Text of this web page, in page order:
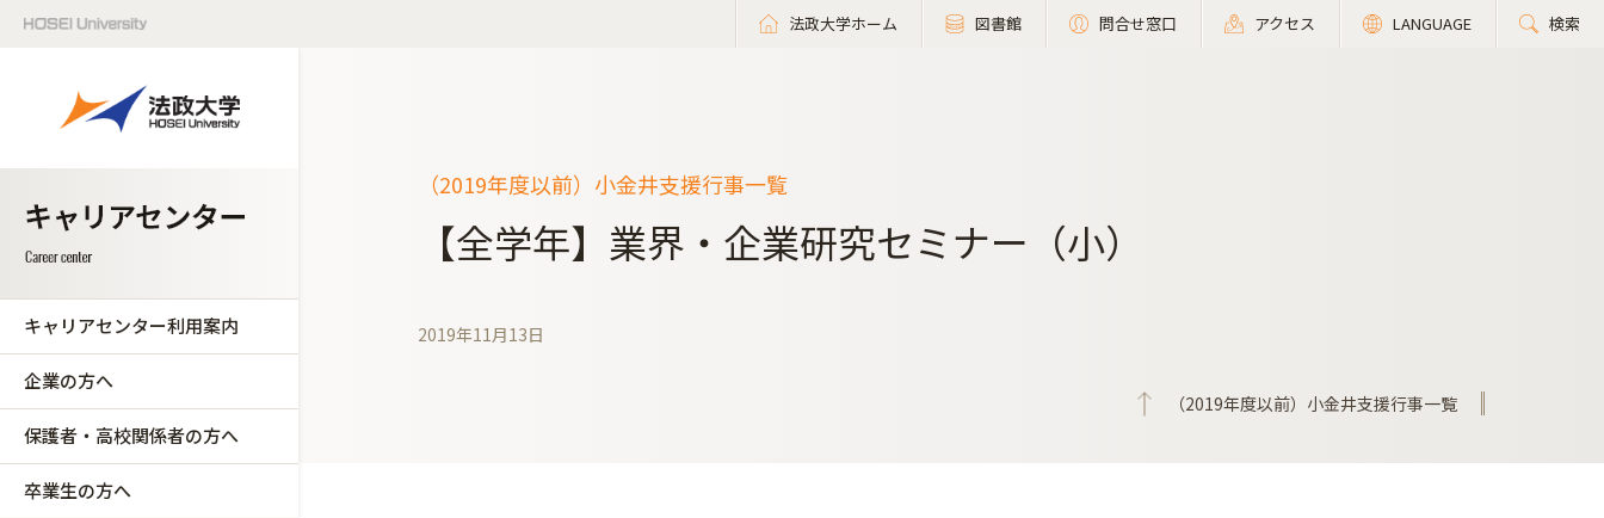
法政大学ホーム 図書館 問合せ窓口 アクセス LANGUAGE 検索
キャリアセンター利用案内
企業の方へ
保護者・高校関係者の方へ
卒業生の方へ
（2019年度以前）小金井支援行事一覧
【全学年】業界・企業研究セミナー（小）
2019年11月13日
（2019年度以前）小金井支援行事一覧